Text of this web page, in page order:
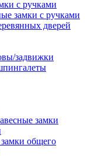
с ручками
замки с ручками
дверей
задвижки
замки
общего